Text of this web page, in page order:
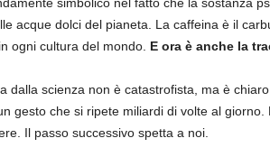
acque dolci del pianeta. La caffeina è il
ogni cultura del mondo. E ora è anche la
dalla scienza non è catastrofista, ma è
gesto che si ripete miliardi di volte al
Il passo successivo spetta a noi.